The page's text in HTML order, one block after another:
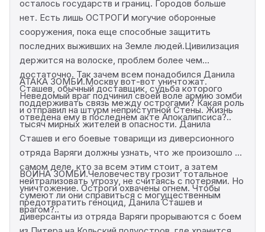
осталось государств и границ. Городов больше
нет. Есть лишь ОСТРОГИ могучие оборонные
сооружения, пока еще способные защитить
последних выживших на Земле людей.Цивилизация
держится на волоске, проблем более чем
достаточно. Так зачем всем понадобился Данила
Сташев, обычный доставщик, судьба которого
поддерживать связь между острогами? Какая роль
отведена ему в последнем акте Апокалипсиса?..
АТАКА ЗОМБИ.Москву вот-вот уничтожат.
Неведомый враг подчинил своей воле армию зомби
и отправил на штурм неприступной Стены. Жизнь
тысяч мирных жителей в опасности. Данила
Сташев и его боевые товарищи из диверсионного
отряда Варяги должны узнать, что же произошло на
самом деле, кто за всем этим стоит, а затем
нейтрализовать угрозу, не считаясь с потерями. Но
сумеют ли они справиться с могущественным
врагом?..
ВОЙНА ЗОМБИ.Человечеству грозит тотальное
уничтожение. Остроги охвачены огнем. Чтобы
предотвратить геноцид, Данила Сташев и
диверсанты из отряда Варяги прорываются с боем